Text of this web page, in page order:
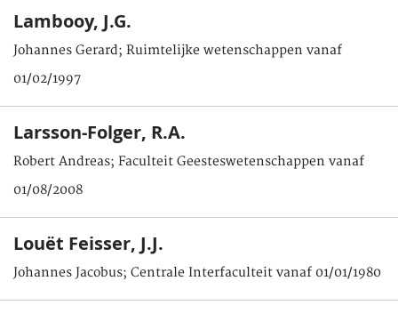
Lambooy, J.G.
Johannes Gerard; Ruimtelijke wetenschappen vanaf
01/02/1997
Larsson-Folger, R.A.
Robert Andreas; Faculteit Geesteswetenschappen vanaf
01/08/2008
Louët Feisser, J.J.
Johannes Jacobus; Centrale Interfaculteit vanaf 01/01/1980